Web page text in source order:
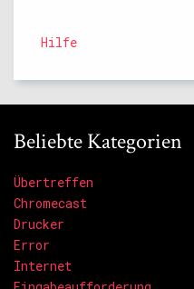
Hilfe
Beliebte Kategorien
Übertreffen
Chromecast
Drucker
Error
Internet